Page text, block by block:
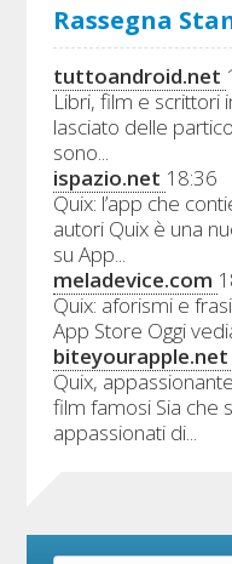
Rassegna
tuttoandroid.net
Libri, film e scrittori
lasciato delle
sono...
ispazio.net 18:36
Quix: l’app che
autori Quix è una
su App...
meladevice.com
Quix: aforismi e
App Store Oggi
biteyourapple.net
Quix,
film famosi Sia che
appassionati di...